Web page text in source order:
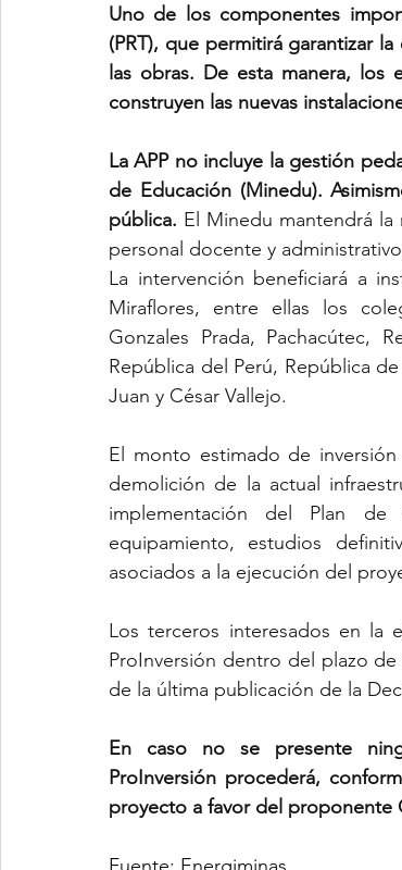
Uno de los componentes
(PRT), que permitirá garantizar
las obras. De esta manera, los
construyen las nuevas
La APP no incluye la gestión
de Educación (Minedu).
pública. El Minedu mantendrá
personal docente y
La intervención beneficiará a
Miraflores, entre ellas los
Gonzales Prada, Pachacútec,
República del Perú, República
Juan y César Vallejo.
El monto estimado de
demolición de la actual
implementación del Plan
equipamiento, estudios
asociados a la ejecución del
Los terceros interesados en la
ProInversión dentro del plazo
de la última publicación de la
En caso no se presente
ProInversión procederá,
proyecto a favor del proponente
Fuente: Energiminas